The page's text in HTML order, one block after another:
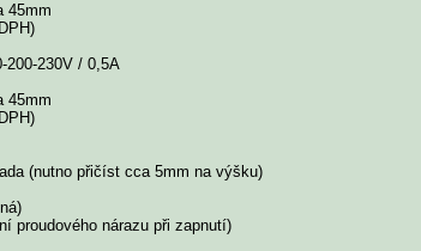
45mm
200-230V / 0,5A
45mm
(nutno přičíst cca 5mm na výšku)
proudového nárazu při zapnutí)